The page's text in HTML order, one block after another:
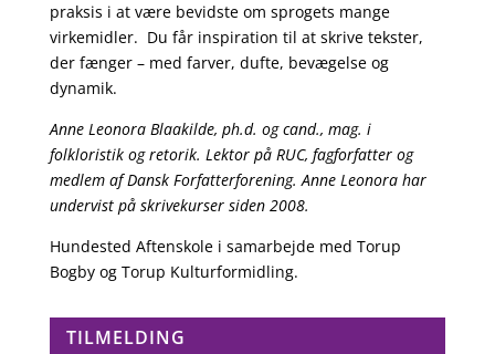
praksis i at være bevidste om sprogets mange
virkemidler. Du får inspiration til at skrive tekster,
der fænger – med farver, dufte, bevægelse og
dynamik.
Anne Leonora Blaakilde, ph.d. og cand., mag. i
folkloristik og retorik. Lektor på RUC, fagforfatter og
medlem af Dansk Forfatterforening. Anne Leonora har
undervist på skrivekurser siden 2008.
Hundested Aftenskole i samarbejde med Torup
Bogby og Torup Kulturformidling.
TILMELDING